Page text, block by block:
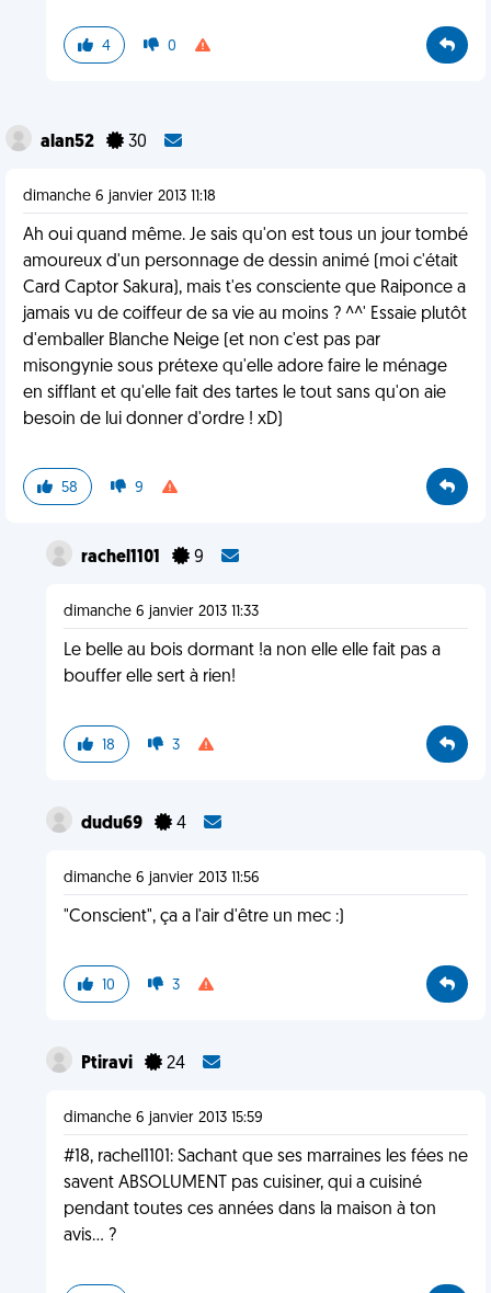
4 0
alan52 30
dimanche 6 janvier 2013 11:18
Ah oui quand même. Je sais qu'on est tous un jour tombé
amoureux d'un personnage de dessin animé (moi c'était
Card Captor Sakura), mais t'es consciente que Raiponce a
jamais vu de coiffeur de sa vie au moins ? ^^' Essaie plutôt
d'emballer Blanche Neige (et non c'est pas par
misongynie sous prétexe qu'elle adore faire le ménage
en sifflant et qu'elle fait des tartes le tout sans qu'on aie
besoin de lui donner d'ordre ! xD)
58 9
rachel1101 9
dimanche 6 janvier 2013 11:33
Le belle au bois dormant !a non elle elle fait pas a
bouffer elle sert à rien!
18 3
dudu69 4
dimanche 6 janvier 2013 11:56
"Conscient", ça a l'air d'être un mec :)
10 3
Ptiravi 24
dimanche 6 janvier 2013 15:59
#18, rachel1101: Sachant que ses marraines les fées ne
savent ABSOLUMENT pas cuisiner, qui a cuisiné
pendant toutes ces années dans la maison à ton
avis... ?